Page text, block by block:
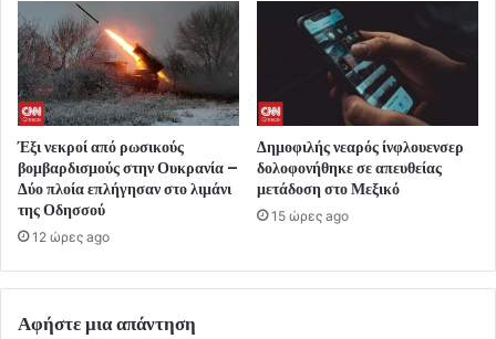
Έξι νεκροί από ρωσικούς
βομβαρδισμούς στην Ουκρανία –
Δύο πλοία επλήγησαν στο λιμάνι
της Οδησσού
12 ώρες ago
Δημοφιλής νεαρός ίνφλουενσερ
δολοφονήθηκε σε απευθείας
μετάδοση στο Μεξικό
15 ώρες ago
Αφήστε μια απάντηση